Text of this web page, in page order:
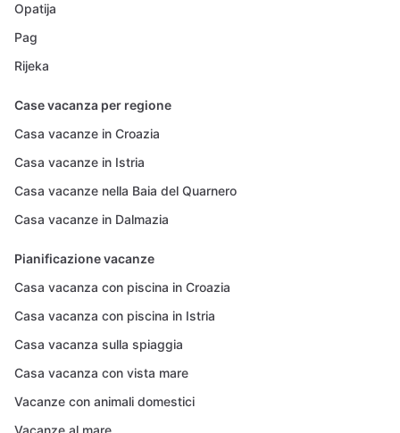
Opatija
Pag
Rijeka
Case vacanza per regione
Casa vacanze in Croazia
Casa vacanze in Istria
Casa vacanze nella Baia del Quarnero
Casa vacanze in Dalmazia
Pianificazione vacanze
Casa vacanza con piscina in Croazia
Casa vacanza con piscina in Istria
Casa vacanza sulla spiaggia
Casa vacanza con vista mare
Vacanze con animali domestici
Vacanze al mare